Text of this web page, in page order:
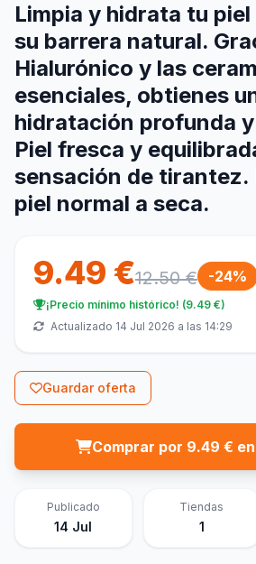
Limpia y hidrata tu
su barrera natural.
Hialurónico y las
esenciales, obtienes
hidratación profunda
Piel fresca y
sensación de tirantez.
piel normal a seca.
9.49 €12.50 € -24%
¡Precio mínimo histórico! (9.49 €)
Actualizado 14 Jul 2026 a las 14:29
Guardar oferta
Comprar por 9.49 €
Publicado
14 Jul
Tiendas
1